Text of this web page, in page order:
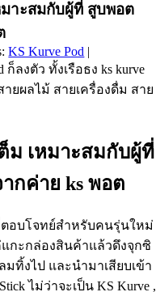
มาะสมกับผู้ที่ สูบพอต
KS Kurve Pod |
ม เหมาะสมกับผู้ที่
กค่าย ks พอต
อบโจทย์สำหรับคนรุ่นใหม่
กะกล่องสินค้าแล้วดึงจุกซิ
ทิ้งไป และนำมาเสียบเข้า
ไม่ว่าจะเป็น KS Kurve ,